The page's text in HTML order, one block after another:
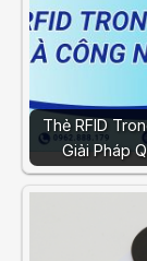
Thẻ RFID
Giải Pháp